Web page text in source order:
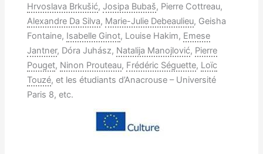
Hrvoslava Brkušić, Josipa Bubaš, Pierre Cottreau,
Alexandre Da Silva, Marie-Julie Debeaulieu, Geisha
Fontaine, Isabelle Ginot, Louise Hakim, Emese
Jantner, Dóra Juhász, Natalija Manojlović, Pierre
Pouget, Ninon Prouteau, Frédéric Séguette, Loïc
Touzé, et les étudiants d’Anacrouse – Université
Paris 8, etc.